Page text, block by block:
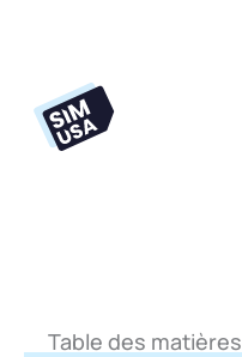
Table des matières